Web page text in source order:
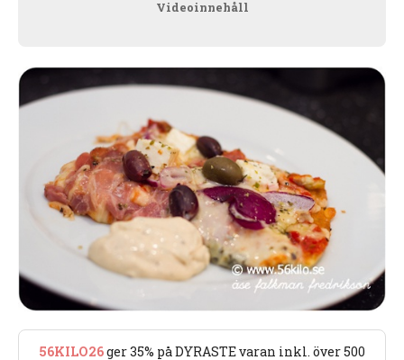
Videoinnehåll
56KILO26ger 35% på DYRASTE varan inkl. över 500